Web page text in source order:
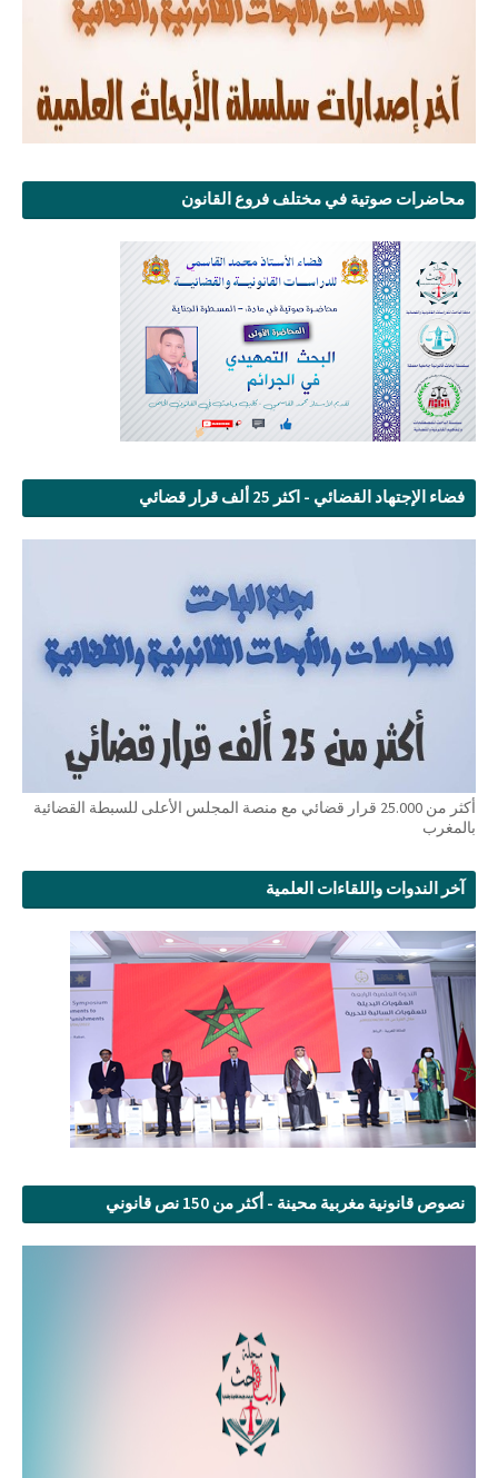
محاضرات صوتية في مختلف فروع القانون
فضاء الإجتهاد القضائي - اكثر 25 ألف قرار قضائي
أكثر من 25.000 قرار قضائي مع منصة المجلس الأعلى للسبطة القضائية
بالمغرب
آخر الندوات واللقاءات العلمية
نصوص قانونية مغربية محينة - أكثر من 150 نص قانوني